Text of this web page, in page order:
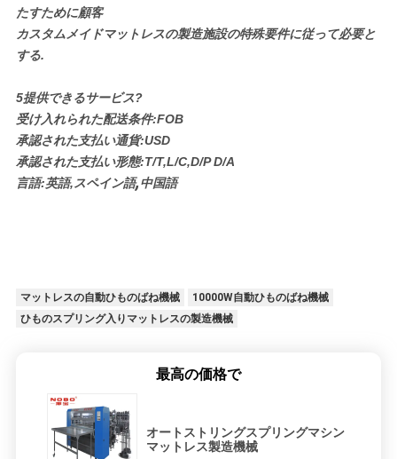
たすために顧客
カスタムメイドマットレスの製造施設の特殊要件に従って必要と
する.
5提供できるサービス?
受け入れられた配送条件:FOB
承認された支払い通貨:USD
承認された支払い形態:T/T,L/C,D/P D/A
言語:英語,スペイン語,中国語
マットレスの自動ひものばね機械
10000W自動ひものばね機械
ひものスプリング入りマットレスの製造機械
最高の価格で
オートストリングスプリングマシン
マットレス製造機械